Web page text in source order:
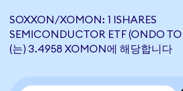
SOXXON/XOMON: 1 ISHARES
SEMICONDUCTOR ETF (ONDO
(는) 3.4958 XOMON에 해당합니다